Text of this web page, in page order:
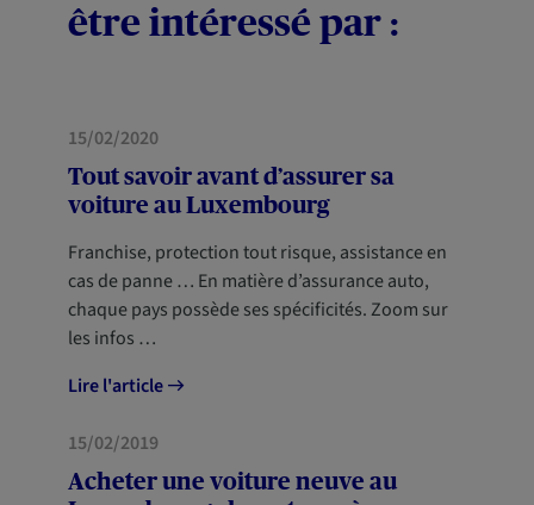
être intéressé par :
MOBILITÉ
15/02/2020
Tout savoir avant d’assurer sa
voiture au Luxembourg
Franchise, protection tout risque, assistance en
cas de panne … En matière d’assurance auto,
chaque pays possède ses spécificités. Zoom sur
les infos …
Lire l'article
MOBILITÉ
15/02/2019
Acheter une voiture neuve au